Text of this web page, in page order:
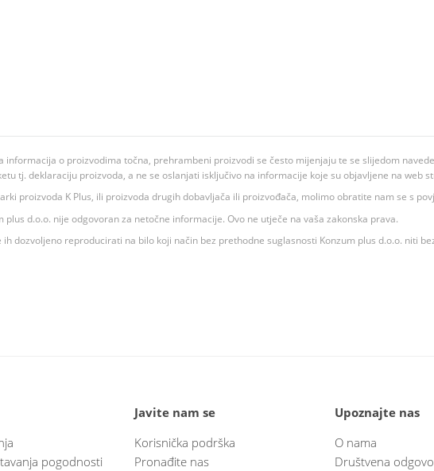
informacija o proizvodima točna, prehrambeni proizvodi se često mijenjaju te se slijedom
tj. deklaraciju proizvoda, a ne se oslanjati isključivo na informacije koje su objavljene na web
proizvoda K Plus, ili proizvoda drugih dobavljača ili proizvođača, molimo obratite nam se s
d.o.o. nije odgovoran za netočne informacije. Ovo ne utječe na vaša zakonska prava.
dozvoljeno reproducirati na bilo koji način bez prethodne suglasnosti Konzum plus d.o.o. niti
pogodnosti
Javite nam se
Korisnička podrška
Pronađite nas
Upoznajte nas
O nama
Društvena